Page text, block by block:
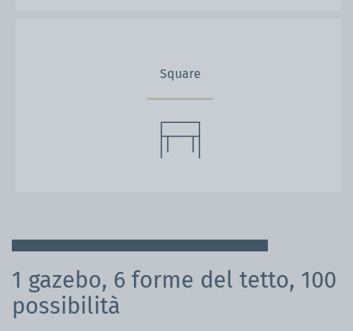
Square
1 gazebo, 6 forme del tetto, 100
possibilità